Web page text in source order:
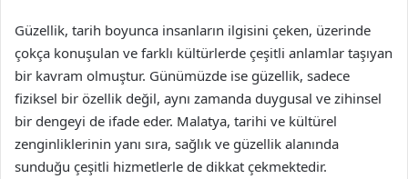
Güzellik, tarih boyunca insanların ilgisini çeken, üzerinde
çokça konuşulan ve farklı kültürlerde çeşitli anlamlar taşıyan
bir kavram olmuştur. Günümüzde ise güzellik, sadece
fiziksel bir özellik değil, aynı zamanda duygusal ve zihinsel
bir dengeyi de ifade eder. Malatya, tarihi ve kültürel
zenginliklerinin yanı sıra, sağlık ve güzellik alanında
sunduğu çeşitli hizmetlerle de dikkat çekmektedir.